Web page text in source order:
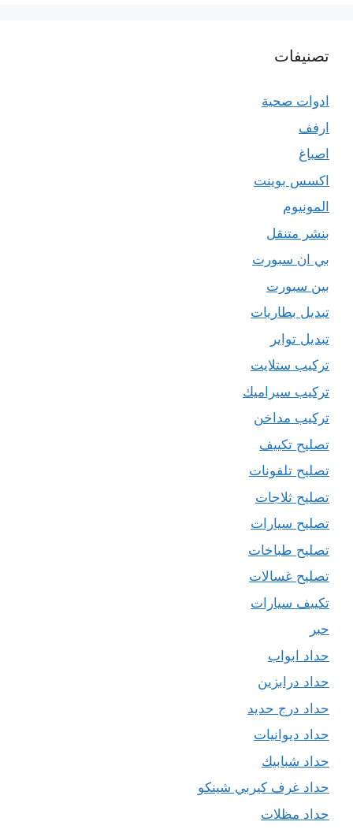
تصنيفات
ادوات صحية
ارفف
اصباغ
اكسس بوينت
المونيوم
بنشر متنقل
بي ان سبورت
بين سبورت
تبديل بطاريات
تبديل تواير
تركيب ستلايت
تركيب سيراميك
تركيب مداخن
تصليح تكييف
تصليح تلفونات
تصليح ثلاجات
تصليح سيارات
تصليح طباخات
تصليح غسالات
تكييف سيارات
حبر
حداد ابواب
حداد درابزين
حداد درج حديد
حداد ديوانيات
حداد شبابيك
حداد غرف كيربي شينكو
حداد مظلات